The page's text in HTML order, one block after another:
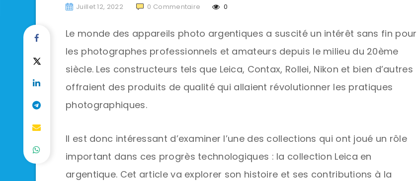
Juillet 12, 2022 0 Commentaire 0
Le monde des appareils photo argentiques a suscité un intérêt sans fin pour
les photographes professionnels et amateurs depuis le milieu du 20ème
siècle. Les constructeurs tels que Leica, Contax, Rollei, Nikon et bien d’autres
offraient des produits de qualité qui allaient révolutionner les pratiques
photographiques.
Il est donc intéressant d’examiner l’une des collections qui ont joué un rôle
important dans ces progrès technologiques : la collection Leica en
argentique. Cet article va explorer son histoire et ses contributions à la